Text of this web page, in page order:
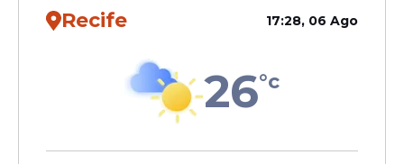
Veja Também
Mesmo com oscilações recentes, o time
catalão ainda aparece bem posicionado na
Recife 17:28, 06 Ago
26°c